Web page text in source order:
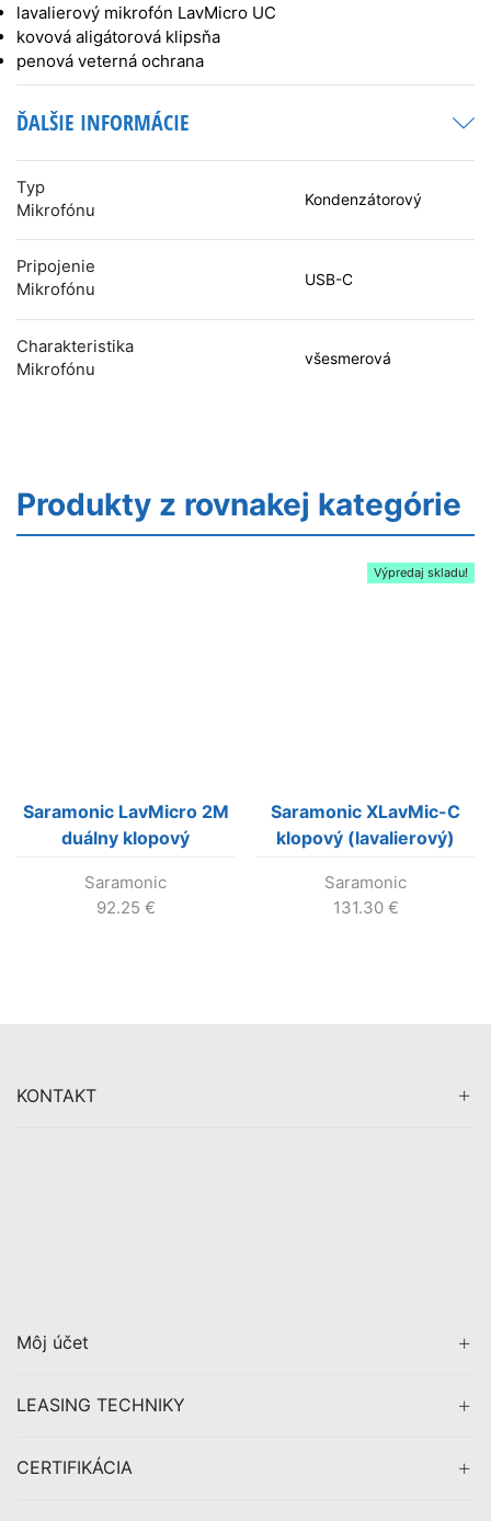
lavalierový mikrofón LavMicro UC
kovová aligátorová klipsňa
penová veterná ochrana
ĎALŠIE INFORMÁCIE
Typ
Mikrofónu
Kondenzátorový
Pripojenie
Mikrofónu
USB-C
Charakteristika
Mikrofónu
všesmerová
Produkty z rovnakej kategórie
Saramonic LavMicro 2M
duálny klopový
pre DSLR a smartfóny
Saramonic
92.25 €
Výpredaj skladu!
Saramonic XLavMic-C
klopový (lavalierový)
kardioidnou
charakteristikou
Saramonic
131.30 €
KONTAKT
Môj účet
LEASING TECHNIKY
CERTIFIKÁCIA